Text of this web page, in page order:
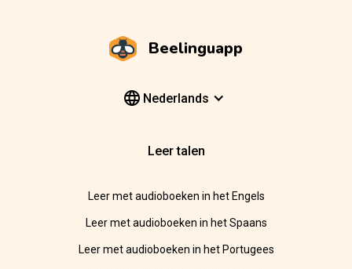
Beelinguapp
Nederlands
Leer talen
Leer met audioboeken in het Engels
Leer met audioboeken in het Spaans
Leer met audioboeken in het Portugees